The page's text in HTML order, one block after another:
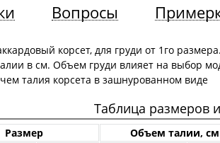
Вопросы
корсет, для груди от 1го
в см. Объем груди влияет на выбор
талия корсета в зашнурованном виде
Таблица размеров
Размер Объем талии, см